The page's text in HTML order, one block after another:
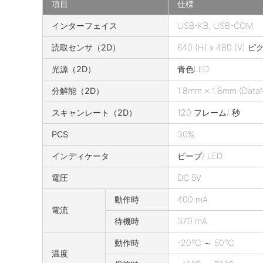
e
c
9
仕
項目 仕様
インターフェイス USB-KB, USB-COM
読取センサ（2D） 640 (H) x 480 (V) ピ
光源（2D） 青色LED
分解能（2D） 1.8mm × 1.8mm
スキャンレート（2D） 120 フレーム/ 秒
PCS 30%
インディケータ ビープ/ LED
電圧 DC 5V
電流
動作時 400 mA
待機時 370 mA
温度
動作時 -20℃ ～ 50℃